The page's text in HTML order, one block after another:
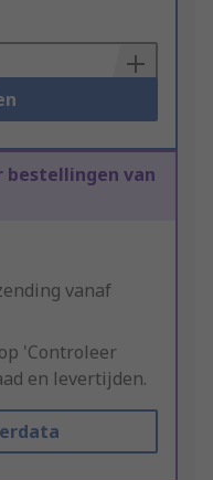
bestellingen van
vanaf
'Controleer
en levertijden.